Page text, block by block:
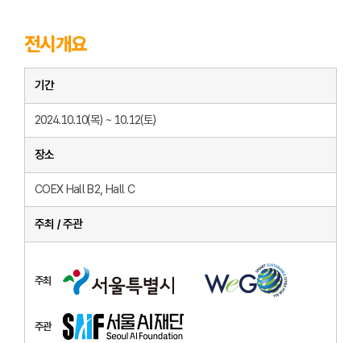
전시개요
기간
2024.10.10(목) ~ 10.12(토)
장소
COEX Hall B2, Hall C
주최 / 주관
주최
주관